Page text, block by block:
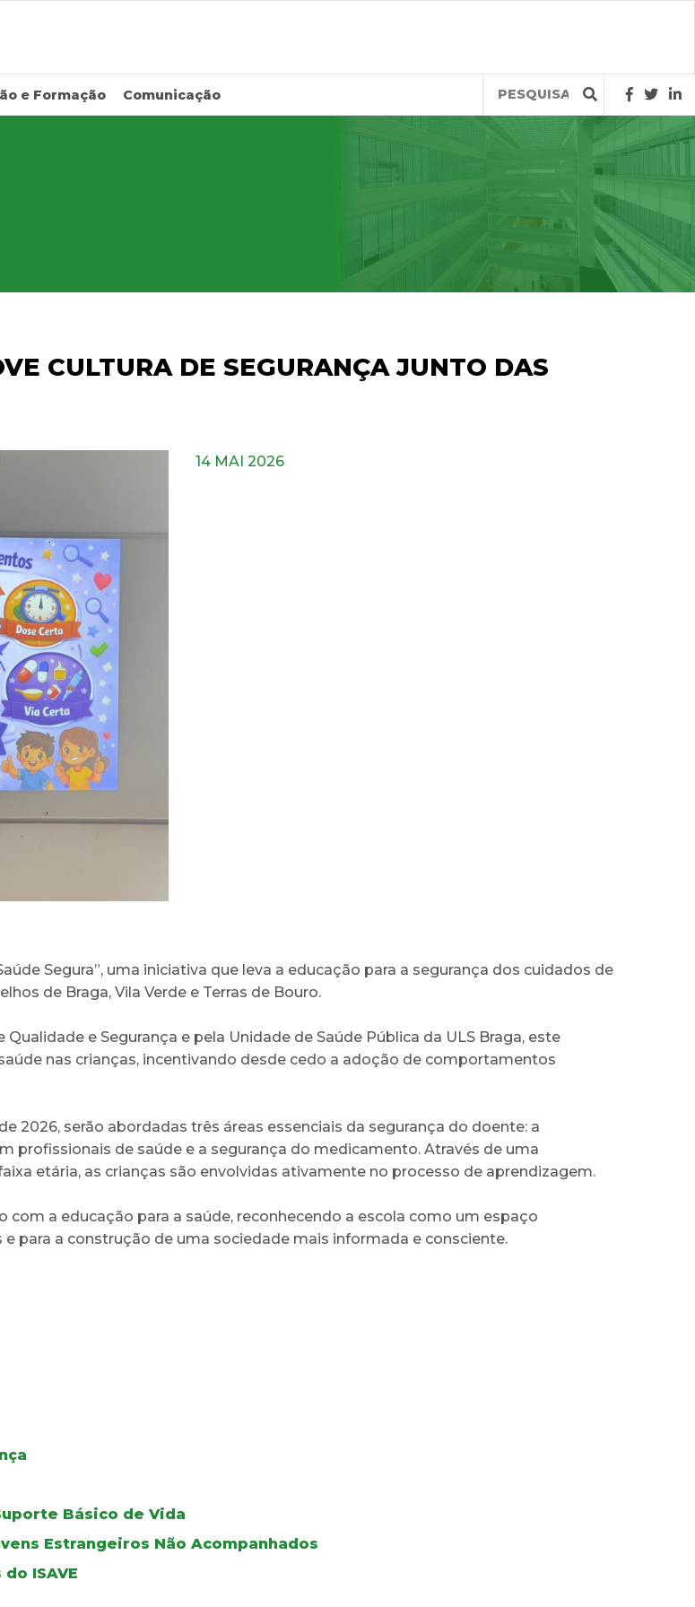
e Formação Comunicação
Query
CULTURA DE SEGURANÇA JUNTO DAS
14 MAI 2026
Segura”, uma iniciativa que leva a educação para a segurança dos cuidados de
de Braga, Vila Verde e Terras de Bouro.
e Segurança e pela Unidade de Saúde Pública da ULS Braga, este
nas crianças, incentivando desde cedo a adoção de comportamentos
2026, serão abordadas três áreas essenciais da segurança do doente: a
profissionais de saúde e a segurança do medicamento. Através de uma
etária, as crianças são envolvidas ativamente no processo de aprendizagem.
a educação para a saúde, reconhecendo a escola como um espaço
para a construção de uma sociedade mais informada e consciente.
Básico de Vida
Estrangeiros Não Acompanhados
ISAVE